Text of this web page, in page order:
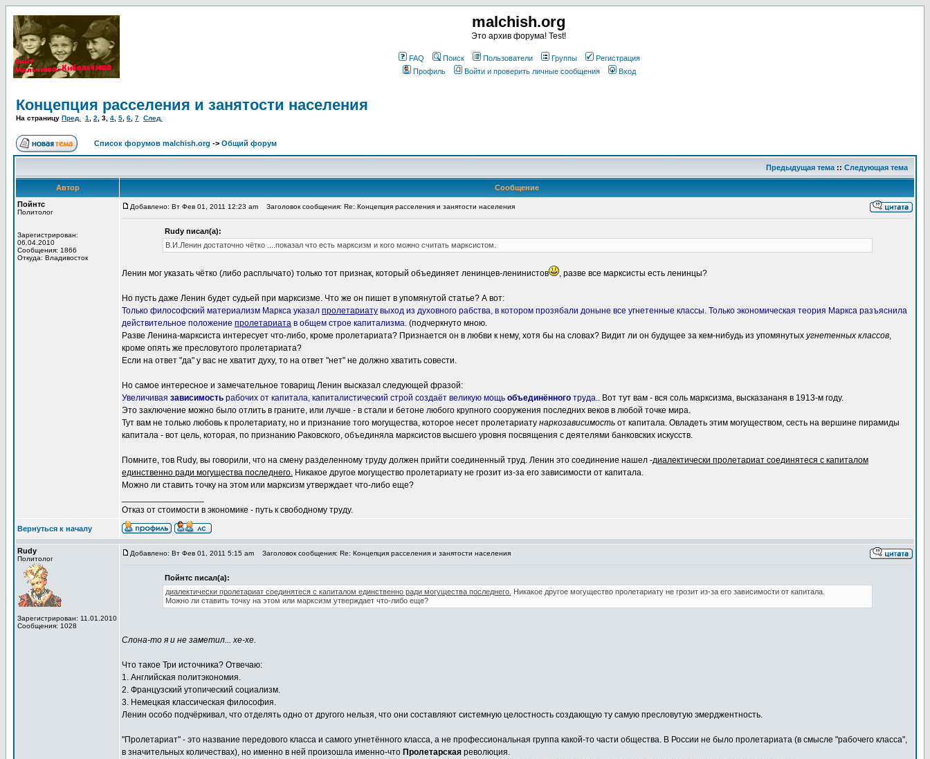
malchish.org
Это архив форума! Test!
FAQ Поиск Пользователи Группы
Регистрация
Профиль
Войти и проверить личные сообщения Вход
Концепция расселения и занятости населения
На страницу Пред. 1 2 3 4 5 6 7 След.
Список форумов malchish.org -> Общий форум
Предыдущая тема :: Следующая тема
Автор
Сообщение
Пойнтс
Политолог
Зарегистрирован:
06.04.2010
Сообщения: 1866
Откуда: Владивосток
Добавлено: Вт Фев 01, 2011 12:23 am Заголовок сообщения: Re: Концепция расселения и занятости населения
Rudy писал(а):
В.И.Ленин достаточно чётко ....показал что есть марксизм и кого можно считать марксистом.
Ленин мог указать чётко (либо расплычато) только тот признак, который объединяет ленинцев-ленинистов , разве все марксисты есть ленинцы?
Но пусть даже Ленин будет судьей при марксизме. Что же он пишет в упомянутой статье? А вот:
Только философский материализм Маркса указал пролетариату выход из духовного рабства, в котором прозябали доныне все угнетенные классы. Только экономическая теория Маркса разъяснила
действительное положение пролетариата в общем строе капитализма. (подчеркнуто мною.
Разве Ленина-марксиста интересует что-либо, кроме пролетариата? Признается он в любви к нему, хотя бы на словах? Видит ли он будущее за кем-нибудь из упомянутых угнетенных классов,
кроме опять же пресловутого пролетариата?
Если на ответ "да" у вас не хватит духу, то на ответ "нет" не должно хватить совести.
Но самое интересное и замечательное товарищ Ленин высказал следующей фразой:
Увеличивая зависимость рабочих от капитала, капиталистический строй создаёт великую мощь объединённого труда.. Вот тут вам - вся соль марксизма, высказананя в 1913-м году.
Это заключение можно было отлить в граните, или лучше - в стали и бетоне любого крупного сооружения последних веков в любой точке мира.
Тут вам не только любовь к пролетариату, но и признание того могущества, которое несет пролетариату наркозависимость от капитала. Овладеть этим могуществом, сесть на вершине пирамиды
капитала - вот цель, которая, по признанию Раковского, объединяла марксистов высшего уровня посвящения с деятелями банковских искусств.
Помните, тов Rudy, вы говорили, что на смену разделенному труду должен прийти соединенный труд. Ленин это соединение нашел -диалектически пролетариат соединятеся с капиталом
единственно ради могущества последнего. Никакое другое могущество пролетариату не грозит из-за его зависимости от капитала.
Можно ли ставить точку на этом или марксизм утверждает что-либо еще?
Отказ от стоимости в экономике - путь к свободному труду.
Вернуться к началу
Rudy
Политолог
Зарегистрирован: 11.01.2010
Сообщения: 1028
Добавлено: Вт Фев 01, 2011 5:15 am Заголовок сообщения: Re: Концепция расселения и занятости населения
Пойнтс писал(а):
диалектически пролетариат соединятеся с капиталом единственно ради могущества последнего. Никакое другое могущество пролетариату не грозит из-за его зависимости от капитала.
Можно ли ставить точку на этом или марксизм утверждает что-либо еще?
Слона-то я и не заметил... хе-хе.
Что такое Три источника? Отвечаю:
1. Английская политэкономия.
2. Французский утопический социализм.
3. Немецкая классическая философия.
Ленин особо подчёркивал, что отделять одно от другого нельзя, что они составляют системную целостность создающую ту самую пресловутую эмерджентность.
"Пролетариат" - это название передового класса и самого угнетённого класса, а не профессиональная группа какой-то части общества. В России не было пролетариата (в смысле "рабочего класса",
в значительных количествах), но именно в ней произошла именно-что Пролетарская революция.